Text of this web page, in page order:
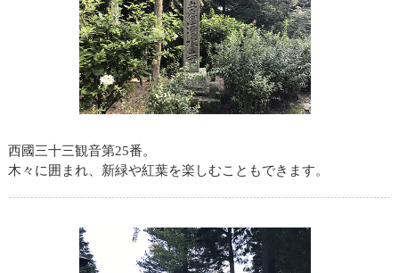
西國三十三観音第25番。
木々に囲まれ、新緑や紅葉を楽しむこともできます。